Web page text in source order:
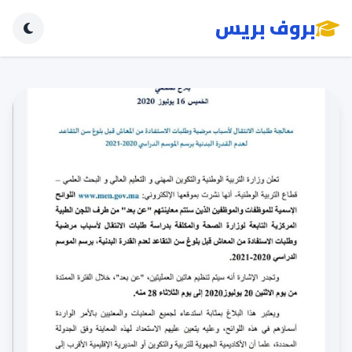
بروف بريس